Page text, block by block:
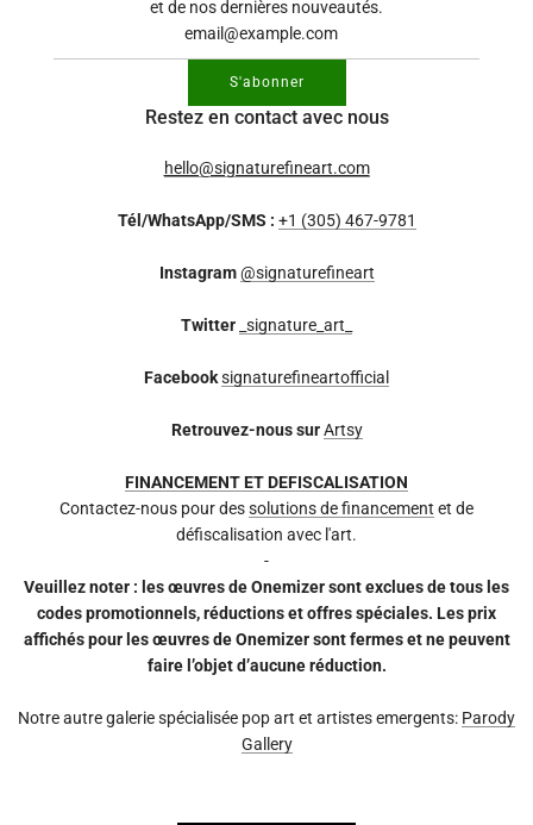
et de nos dernières nouveautés.
S'abonner
Restez en contact avec nous
hello@signaturefineart.com
Tél/WhatsApp/SMS : +1 (305) 467-9781
Instagram @signaturefineart
Twitter _signature_art_
Facebooksignaturefineartofficial
Retrouvez-nous sur Artsy
FINANCEMENT ET DEFISCALISATION
Contactez-nous pour dessolutions de financement et de
défiscalisation avec l'art.
-
Veuillez noter : les œuvres de Onemizer sont exclues de tous les
codes promotionnels, réductions et offres spéciales. Les prix
affichés pour les œuvres de Onemizer sont fermes et ne peuvent
faire l’objet d’aucune réduction.
Notre autre galerie spécialisée pop art et artistes emergents: Parody
Gallery